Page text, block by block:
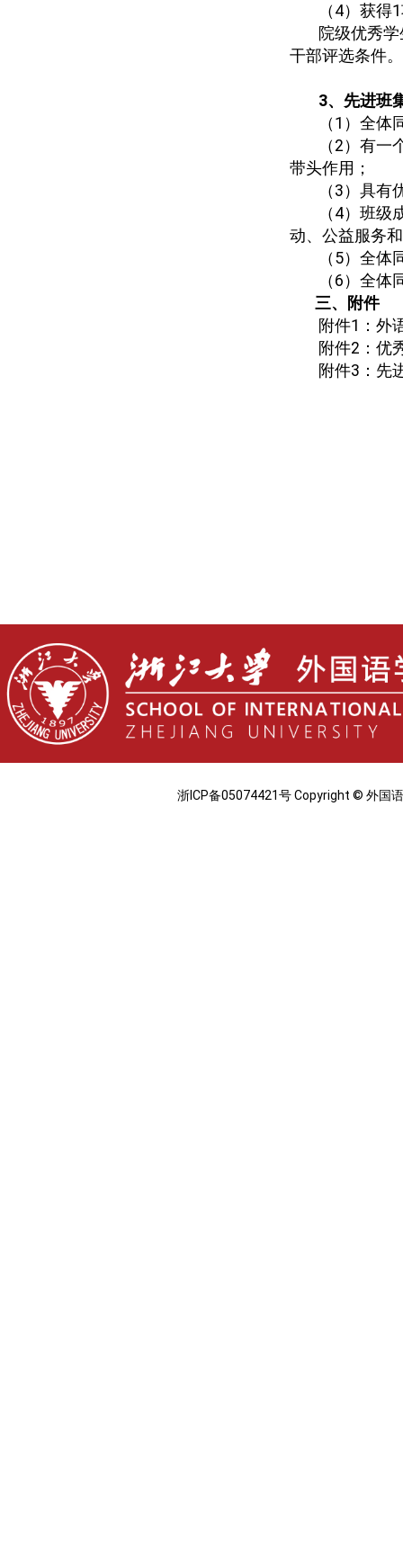
（4）获得1
院级优秀
干部评选条件。
3、先进班
（1 ）全体
（2）有一
带头作用；
（3）具有
（4）班级
动、公益服务
（5）全体
（6）全体
三、附件
附件1 ：外
附件2 ：优
附件3 ：先
浙ICP备05074421号 Copyright © 外国